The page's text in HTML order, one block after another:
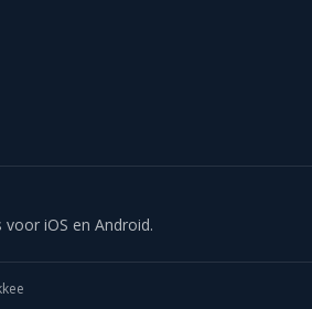
iOS en Android.